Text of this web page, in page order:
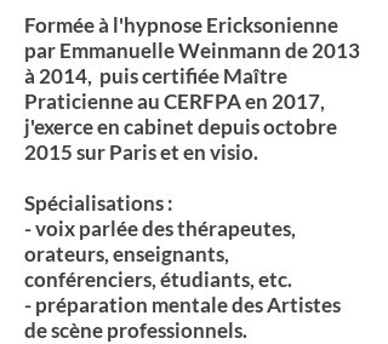
Formée à l'hypnose Ericksonienne
par Emmanuelle Weinmann de 2013
à 2014, puis certifiée Maître
Praticienne au CERFPA en 2017,
j'exerce en cabinet depuis octobre
2015 sur Paris et en visio.
Spécialisations :
- voix parlée des thérapeutes,
orateurs, enseignants,
conférenciers, étudiants, etc.
- préparation mentale des Artistes
de scène professionnels.